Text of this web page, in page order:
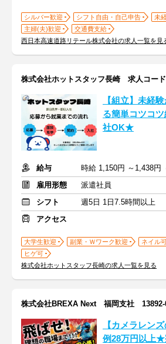
シルバー歓迎 シフト自由・自己申告
未
主婦(夫)歓迎
交通費支給
西日本高速道路リテール株式会社の求人一覧を見
株式会社ホットスタッフ長崎 求人コード
【組立】未経
る簡単コツコ
社OK★
給与
時給 1,150円 ～1,438円
雇用形態
派遣社員
シフト
週5日 1日7.5時間以上
アクセス
大学生歓迎 副業・Ｗワーク歓迎 ネイル
ヒゲ可
株式会社ホットスタッフ長崎の求人一覧を見る
株式会社BREXA Next 福岡支社 13892-
【カメラレン
例28万円以上★